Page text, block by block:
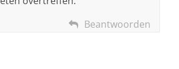
Beantwoorden